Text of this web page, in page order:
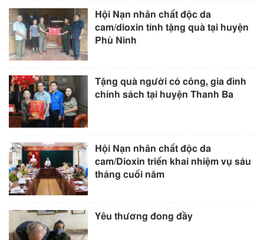
Hội Nạn nhân chất độc da
cam/dioxin tỉnh tặng quà tại huyện
Phù Ninh
Tặng quà người có công, gia đình
chính sách tại huyện Thanh Ba
Hội Nạn nhân chất độc da
cam/Dioxin triển khai nhiệm vụ sáu
tháng cuối năm
Yêu thương đong đầy